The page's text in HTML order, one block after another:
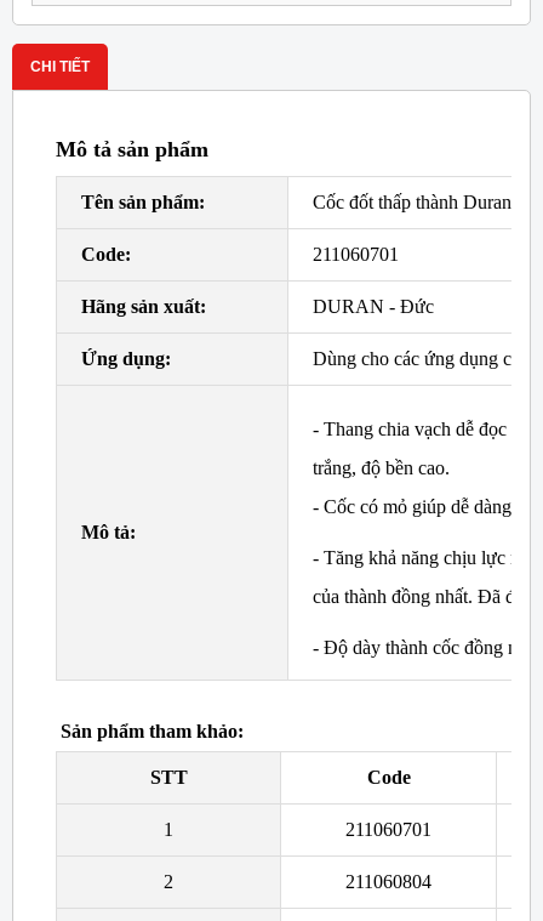
CHI TIẾT
Mô tả sản phẩm
Tên sản phẩm: Cốc đốt thấp thành Duran
Code: 211060701
Hãng sản xuất: DURAN - Đức
Ứng dụng: Dùng cho các ứng dụng có
Mô tả:
- Thang chia vạch dễ đọc và
trắng, độ bền cao.
- Cốc có mỏ giúp dễ dàng
- Tăng khả năng chịu lực
của thành đồng nhất. Đã
- Độ dày thành cốc đồng
Sản phẩm tham khảo:
STT Code
1 211060701
2 211060804